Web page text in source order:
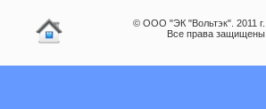
© ООО "ЭК "Вольтэк". 2011 г.
Все права защищены